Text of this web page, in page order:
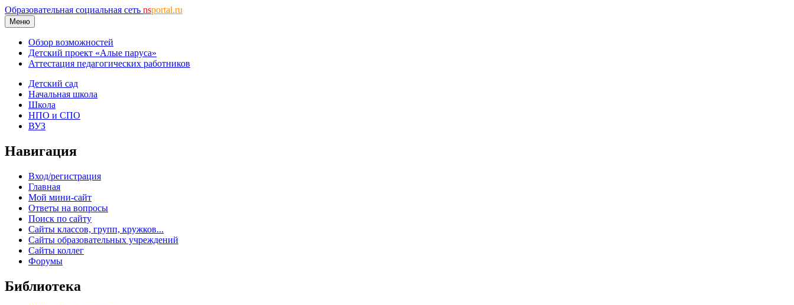
Образовательная социальная сеть nsportal.ru
Меню
Обзор возможностей
Детский проект «Алые паруса»
Аттестация педагогических работников
Детский сад
Начальная школа
Школа
НПО и СПО
ВУЗ
Навигация
Вход/регистрация
Главная
Мой мини-сайт
Ответы на вопросы
Поиск по сайту
Сайты классов, групп, кружков...
Сайты образовательных учреждений
Сайты коллег
Форумы
Библиотека